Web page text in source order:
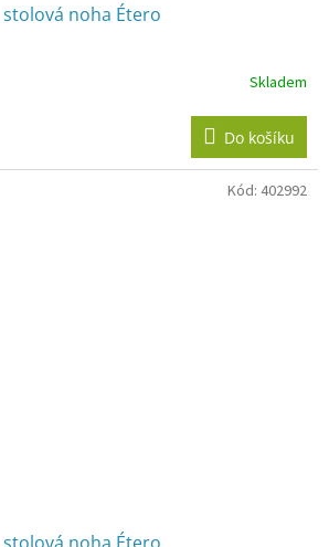
stolová noha Étero
Skladem
Do košíku
Kód: 402992